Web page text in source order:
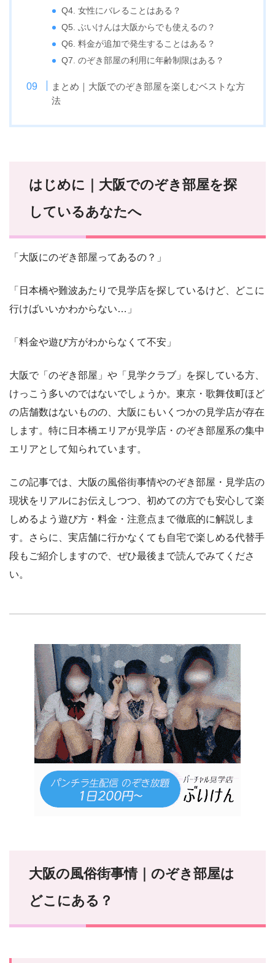
Q4. 女性にバレることはある？
Q5. ぶいけんは大阪からでも使えるの？
Q6. 料金が追加で発生することはある？
Q7. のぞき部屋の利用に年齢制限はある？
まとめ｜大阪でのぞき部屋を楽しむベストな方
法
はじめに｜大阪でのぞき部屋を探
しているあなたへ
「大阪にのぞき部屋ってあるの？」
「日本橋や難波あたりで見学店を探しているけど、どこに
行けばいいかわからない…」
「料金や遊び方がわからなくて不安」
大阪で「のぞき部屋」や「見学クラブ」を探している方、
けっこう多いのではないでしょうか。東京・歌舞伎町ほど
の店舗数はないものの、大阪にもいくつかの見学店が存在
します。特に日本橋エリアが見学店・のぞき部屋系の集中
エリアとして知られています。
この記事では、大阪の風俗街事情やのぞき部屋・見学店の
現状をリアルにお伝えしつつ、初めての方でも安心して楽
しめるよう遊び方・料金・注意点まで徹底的に解説しま
す。さらに、実店舗に行かなくても自宅で楽しめる代替手
段もご紹介しますので、ぜひ最後まで読んでみてくださ
い。
大阪の風俗街事情｜のぞき部屋は
どこにある？